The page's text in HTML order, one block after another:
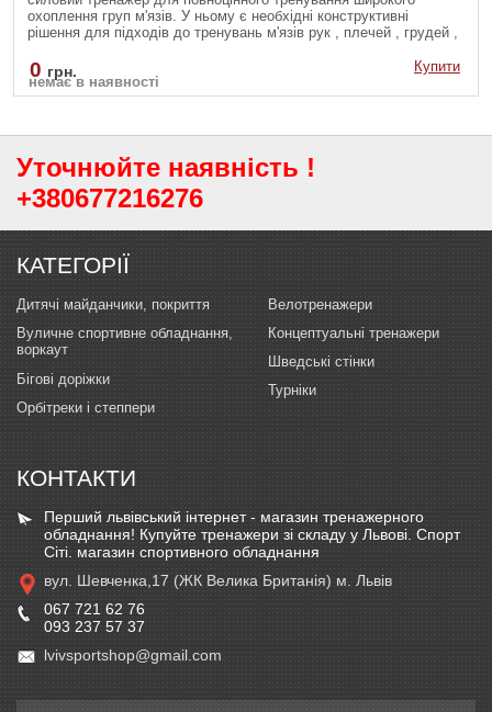
охоплення груп м'язів. У ньому є необхідні конструктивні
рішення для підходів до тренувань м'язів рук , плечей , грудей ,
немає в наявності
0 грн. Купити
Уточнюйте наявність !
+380677216276
КАТЕГОРІЇ
Дитячі майданчики, покриття
Вуличне спортивне обладнання,
воркаут
Бігові доріжки
Орбітреки і степпери
Велотренажери
Концептуальні тренажери
Шведські стінки
Турніки
КОНТАКТИ
Перший львівський інтернет - магазин тренажерного
обладнання! Купуйте тренажери зі складу у Львові. Спорт
Сіті. магазин спортивного обладнання
вул. Шевченка,17 (ЖК Велика Британія) м. Львів
067 721 62 76
093 237 57 37
lvivsportshop@gmail.com